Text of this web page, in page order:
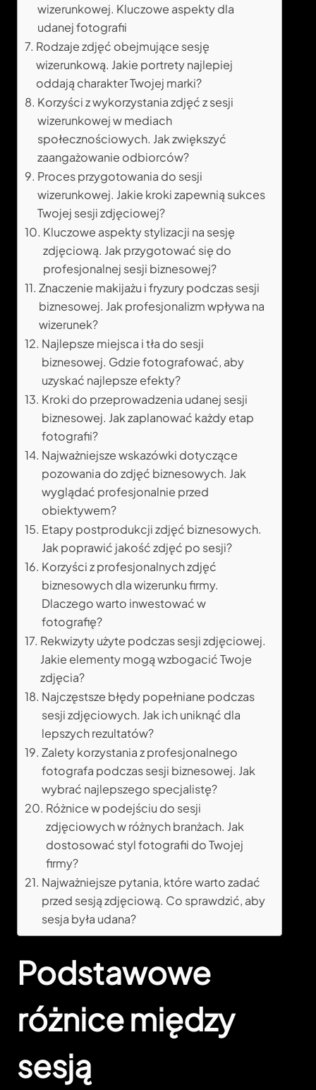
wizerunkowej. Kluczowe aspekty dla
udanej fotografii
Rodzaje zdjęć obejmujące sesję
wizerunkową. Jakie portrety najlepiej
oddają charakter Twojej marki?
Korzyści z wykorzystania zdjęć z sesji
wizerunkowej w mediach
społecznościowych. Jak zwiększyć
zaangażowanie odbiorców?
Proces przygotowania do sesji
wizerunkowej. Jakie kroki zapewnią sukces
Twojej sesji zdjęciowej?
Kluczowe aspekty stylizacji na sesję
zdjęciową. Jak przygotować się do
profesjonalnej sesji biznesowej?
Znaczenie makijażu i fryzury podczas sesji
biznesowej. Jak profesjonalizm wpływa na
wizerunek?
Najlepsze miejsca i tła do sesji
biznesowej. Gdzie fotografować, aby
uzyskać najlepsze efekty?
Kroki do przeprowadzenia udanej sesji
biznesowej. Jak zaplanować każdy etap
fotografii?
Najważniejsze wskazówki dotyczące
pozowania do zdjęć biznesowych. Jak
wyglądać profesjonalnie przed
obiektywem?
Etapy postprodukcji zdjęć biznesowych.
Jak poprawić jakość zdjęć po sesji?
Korzyści z profesjonalnych zdjęć
biznesowych dla wizerunku firmy.
Dlaczego warto inwestować w
fotografię?
Rekwizyty użyte podczas sesji zdjęciowej.
Jakie elementy mogą wzbogacić Twoje
zdjęcia?
Najczęstsze błędy popełniane podczas
sesji zdjęciowych. Jak ich uniknąć dla
lepszych rezultatów?
Zalety korzystania z profesjonalnego
fotografa podczas sesji biznesowej. Jak
wybrać najlepszego specjalistę?
Różnice w podejściu do sesji
zdjęciowych w różnych branżach. Jak
dostosować styl fotografii do Twojej
firmy?
Najważniejsze pytania, które warto zadać
przed sesją zdjęciową. Co sprawdzić, aby
sesja była udana?
Podstawowe
różnice między
sesją